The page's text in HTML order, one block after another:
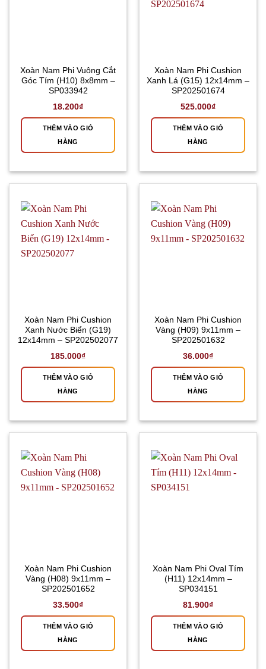
Xoàn Nam Phi Vuông Cắt
Góc Tím (H10) 8x8mm –
SP033942
18.200₫
THÊM VÀO GIỎ
HÀNG
Xoàn Nam Phi Cushion
Xanh Lá (G15) 12x14mm –
SP202501674
525.000₫
THÊM VÀO GIỎ
HÀNG
Xoàn Nam Phi Cushion
Xanh Nước Biển (G19)
12x14mm – SP202502077
185.000₫
THÊM VÀO GIỎ
HÀNG
Xoàn Nam Phi Cushion
Vàng (H09) 9x11mm –
SP202501632
36.000₫
THÊM VÀO GIỎ
HÀNG
Xoàn Nam Phi Cushion
Vàng (H08) 9x11mm –
SP202501652
33.500₫
THÊM VÀO GIỎ
HÀNG
Xoàn Nam Phi Oval Tím
(H11) 12x14mm –
SP034151
81.900₫
THÊM VÀO GIỎ
HÀNG